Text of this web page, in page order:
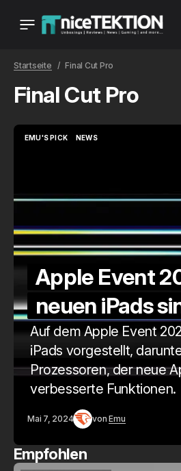
Startseite Final Cut Pro
Final Cut Pro
EMU'S PICK
NEWS
Apple Event
neuen iPads
Auf dem Apple Event
iPads vorgestellt,
Prozessoren, der neue
verbesserte Funktionen.
Mai 7, 2024 von Emu
Empfohlen